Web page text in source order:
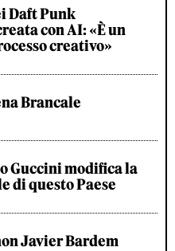
Daft Punk
con AI: «È un
creativo»
Brancale
Guccini modifica la
di questo Paese
Javier Bardem